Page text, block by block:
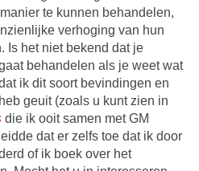
te kunnen behandelen,
verhoging van hun
Is het niet bekend dat je
behandelen als je weet wat
ik dit soort bevindingen en
geuit (zoals u kunt zien in
die ik ooit samen met GM
dat er zelfs toe dat ik door
of ik boek over het